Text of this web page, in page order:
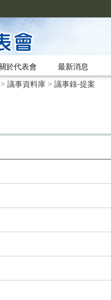
於代表會 最新消息
議事資料庫> 議事錄-提案